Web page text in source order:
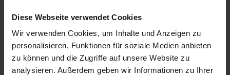
Diese Webseite verwendet Cookies
Wir verwenden Cookies, um Inhalte und Anzeigen zu
personalisieren, Funktionen für soziale Medien anbieten
zu können und die Zugriffe auf unsere Website zu
analysieren. Außerdem geben wir Informationen zu Ihrer
Unternehmen mit kontinuierlichem Personalbedarf
langfristigen Personalstrategien
Aufbau stabiler Mitarbeiter-Pools
flexibler Skalierbarkeit bei Wachstum
wirtschaftlicher Planungssicherheit